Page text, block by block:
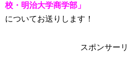
校・明治大学商学部」
についてお送りします！
スポンサー